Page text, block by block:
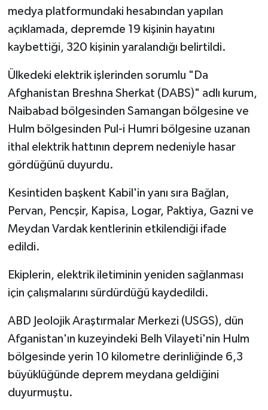
medya platformundaki hesabından yapılan
açıklamada, depremde 19 kişinin hayatını
kaybettiği, 320 kişinin yaralandığı belirtildi.
Ülkedeki elektrik işlerinden sorumlu "Da
Afghanistan Breshna Sherkat (DABS)" adlı kurum,
Naibabad bölgesinden Samangan bölgesine ve
Hulm bölgesinden Pul-i Humri bölgesine uzanan
ithal elektrik hattının deprem nedeniyle hasar
gördüğünü duyurdu.
Kesintiden başkent Kabil'in yanı sıra Bağlan,
Pervan, Pencşir, Kapisa, Logar, Paktiya, Gazni ve
Meydan Vardak kentlerinin etkilendiği ifade
edildi.
Ekiplerin, elektrik iletiminin yeniden sağlanması
için çalışmalarını sürdürdüğü kaydedildi.
ABD Jeolojik Araştırmalar Merkezi (USGS), dün
Afganistan'ın kuzeyindeki Belh Vilayeti'nin Hulm
bölgesinde yerin 10 kilometre derinliğinde 6,3
büyüklüğünde deprem meydana geldiğini
duyurmuştu.
Bitlis Müftülüğü
Bolu Müftülüğü
Bursa Müftülüğü
Çanakkale Müftülüğü
Çorum Müftülüğü
Diyarbakır Müftülüğü
Düzce Müftülüğü
Edirne Müftülüğü
Elazığ Müftülüğü
Erzincan Müftülüğü
Sağlık
Makaleler
Duyurular
Podcast
Biyografiler
İhtida Haberleri
YAŞAM